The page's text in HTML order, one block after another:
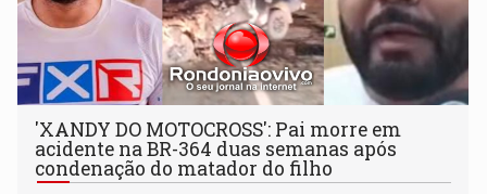
'XANDY DO MOTOCROSS': Pai morre em
acidente na BR-364 duas semanas após
condenação do matador do filho